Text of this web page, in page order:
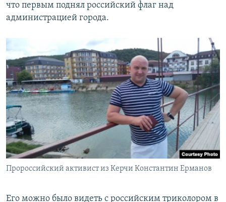
что первым поднял российский флаг над
администрацией города.
Пророссийский активист из Керчи Константин Ерманов
Его можно было видеть с российским триколором в